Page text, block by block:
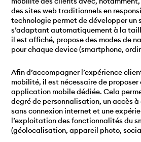
des sites web traditionnels en
technologie permet de développer un
s’adaptant automatiquement à la
il est affiché, propose des modes de
pour chaque device (smartphone,
Afin d’accompagner l’expérience
mobilité, il est nécessaire de proposer
application mobile dédiée. Cela
degré de personnalisation, un accès
sans connexion internet et une
l’exploitation des fonctionnalités du
(géolocalisation, appareil photo,